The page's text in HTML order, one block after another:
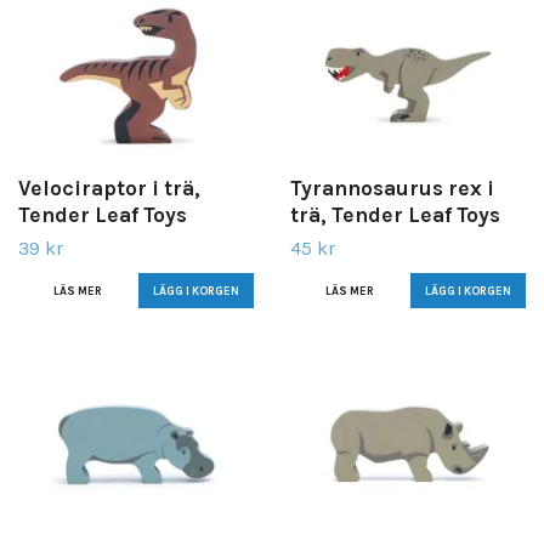
Velociraptor i trä,
Tender Leaf Toys
39 kr
LÄS MER
Tyrannosaurus rex i
trä, Tender Leaf Toys
45 kr
LÄS MER